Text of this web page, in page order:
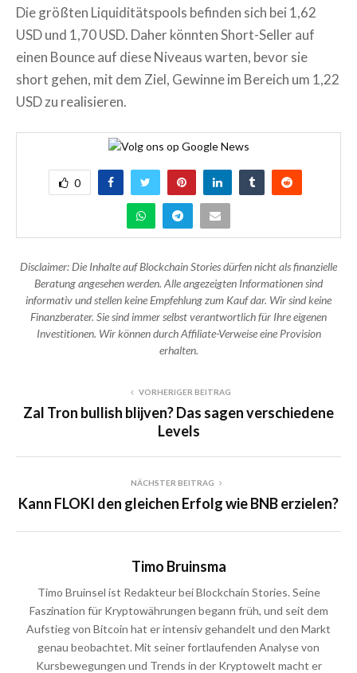
Die größten Liquiditätspools befinden sich bei 1,62
USD und 1,70 USD. Daher könnten Short-Seller auf
einen Bounce auf diese Niveaus warten, bevor sie
short gehen, mit dem Ziel, Gewinne im Bereich um 1,22
USD zu realisieren.
0
Disclaimer: Die Inhalte auf Blockchain Stories dürfen nicht als finanzielle
Beratung angesehen werden. Alle angezeigten Informationen sind
informativ und stellen keine Empfehlung zum Kauf dar. Wir sind keine
Finanzberater. Sie sind immer selbst verantwortlich für Ihre eigenen
Investitionen. Wir können durch Affiliate-Verweise eine Provision
erhalten.
VORHERIGER BEITRAG
Zal Tron bullish blijven? Das sagen verschiedene
Levels
NÄCHSTER BEITRAG
Kann FLOKI den gleichen Erfolg wie BNB erzielen?
Timo Bruinsma
Timo Bruinsel ist Redakteur bei Blockchain Stories. Seine
Faszination für Kryptowährungen begann früh, und seit dem
Aufstieg von Bitcoin hat er intensiv gehandelt und den Markt
genau beobachtet. Mit seiner fortlaufenden Analyse von
Kursbewegungen und Trends in der Kryptowelt macht er